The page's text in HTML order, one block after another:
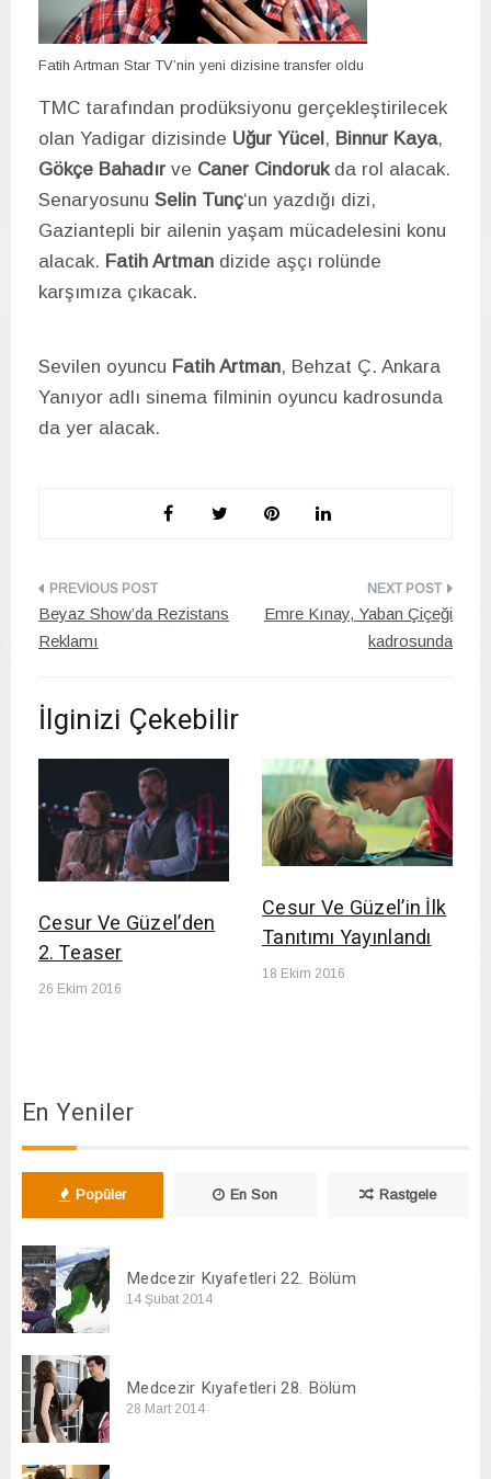
Fatih Artman Star TV’nin yeni dizisine transfer oldu
TMC tarafından prodüksiyonu gerçekleştirilecek
olan Yadigar dizisinde Uğur Yücel, Binnur Kaya,
Gökçe Bahadır ve Caner Cindorukda rol alacak.
Senaryosunu Selin Tunç‘un yazdığı dizi,
Gaziantepli bir ailenin yaşam mücadelesini konu
alacak. Fatih Artman dizide aşçı rolünde
karşımıza çıkacak.
Sevilen oyuncu Fatih Artman, Behzat Ç. Ankara
Yanıyor adlı sinema filminin oyuncu kadrosunda
da yer alacak.
Yazı
gezinmesi
Beyaz Show’da Rezistans
Reklamı
Emre Kınay, Yaban Çiçeği
kadrosunda
İlginizi Çekebilir
Cesur Ve Güzel’den
2. Teaser
26 Ekim 2016
Cesur Ve Güzel’in İlk
Tanıtımı Yayınlandı
18 Ekim 2016
En Yeniler
Popüler En Son Rastgele
Medcezir Kıyafetleri 22. Bölüm
14 Şubat 2014
Medcezir Kıyafetleri 28. Bölüm
28 Mart 2014